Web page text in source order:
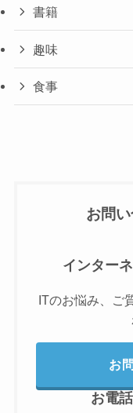
書籍
趣味
食事
お問
インター
ITのお悩み、ご
お
お電